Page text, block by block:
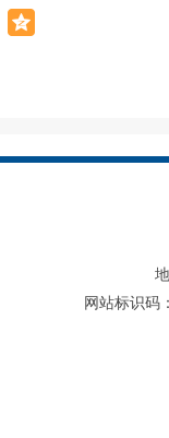
网站标识码